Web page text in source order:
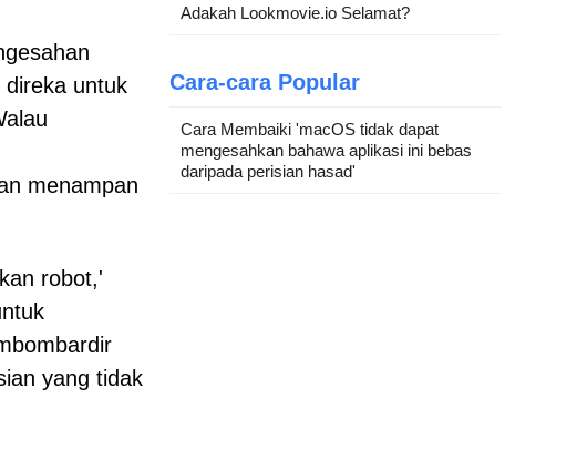
direka untuk
menampan
robot,'
yang tidak
Adakah Lookmovie.io Selamat?
Cara-cara Popular
Cara Membaiki 'macOS tidak dapat
mengesahkan bahawa aplikasi ini bebas
daripada perisian hasad'